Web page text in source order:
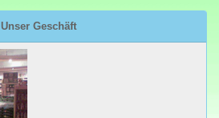
Unser Geschäft